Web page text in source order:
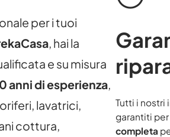
per i tuoi
, hai la
e su misura
anni di esperienza,
lavatrici,
cottura,
Tutti i nostri
garantiti
completa